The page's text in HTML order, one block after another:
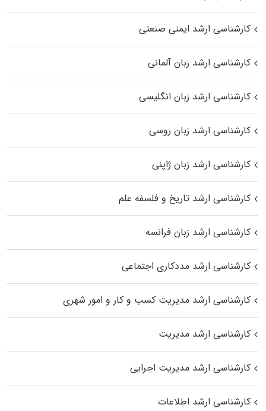
کارشناسی ارشد ایمنی صنعتی
کارشناسی ارشد زبان آلمانی
کارشناسی ارشد زبان انگلیسی
کارشناسی ارشد زبان روسی
کارشناسی ارشد زبان ژاپنی
کارشناسی ارشد تاریخ و فلسفه علم
کارشناسی ارشد زبان فرانسه
کارشناسی ارشد مددکاری اجتماعی
کارشناسی ارشد مدیریت کسب و کار و امور شهری
کارشناسی ارشد مدیریت
کارشناسی ارشد مدیریت اجرایی
کارشناسی ارشد اطلاعات